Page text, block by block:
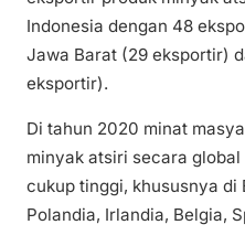
Indonesia dengan 48
Jawa Barat (29 eksportir)
eksportir).
Di tahun 2020 minat
minyak atsiri secara
cukup tinggi, khususnya di
Polandia, Irlandia, Belgia,